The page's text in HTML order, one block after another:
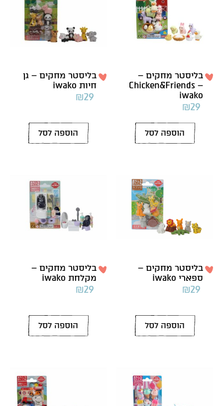
בליסטר מחקים –
Chicken&Friends –
iwako
₪29
הוספה לסל
בליסטר מחקים – גן
חיות iwako
₪29
הוספה לסל
בליסטר מחקים –
ספארי iwako
₪29
הוספה לסל
בליסטר מחקים –
מקלחת iwako
₪29
הוספה לסל